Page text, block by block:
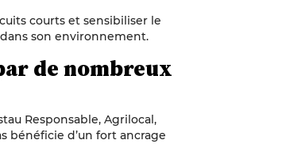
courts et sensibiliser le
son environnement.
de nombreux
Responsable, Agrilocal,
bénéficie d’un fort ancrage